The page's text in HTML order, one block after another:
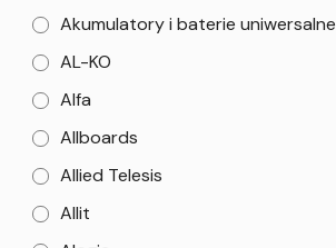
Akumulatory i baterie uniwersalne
AL-KO
Alfa
Allboards
Allied Telesis
Allit